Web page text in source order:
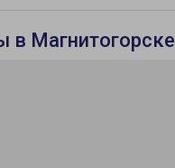
в Магнитогорске